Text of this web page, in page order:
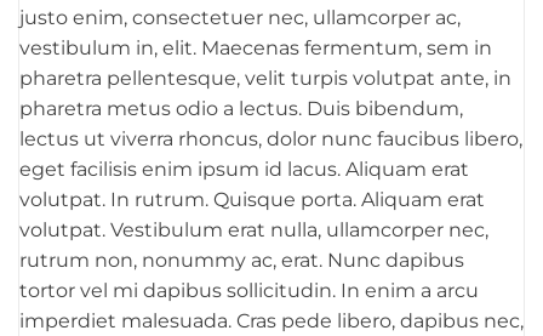
justo enim, consectetuer nec, ullamcorper ac,
vestibulum in, elit. Maecenas fermentum, sem in
pharetra pellentesque, velit turpis volutpat ante, in
pharetra metus odio a lectus. Duis bibendum,
lectus ut viverra rhoncus, dolor nunc faucibus libero,
eget facilisis enim ipsum id lacus. Aliquam erat
volutpat. In rutrum. Quisque porta. Aliquam erat
volutpat. Vestibulum erat nulla, ullamcorper nec,
rutrum non, nonummy ac, erat. Nunc dapibus
tortor vel mi dapibus sollicitudin. In enim a arcu
imperdiet malesuada. Cras pede libero, dapibus nec,